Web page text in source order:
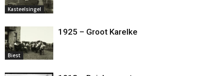
Kasteelsingel
Biest
1925 – Groot Karelke